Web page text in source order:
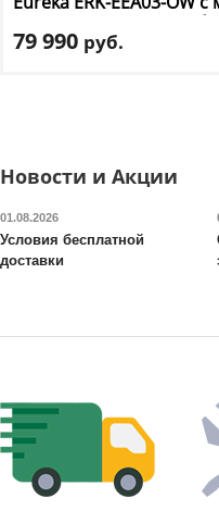
для хранения вещей,
79 990 руб.
Цвет
Новости и Акции
01.08.2026
Условия бесплатной
доставки